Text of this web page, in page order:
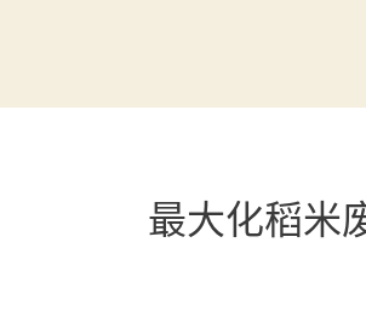
最大化稻米